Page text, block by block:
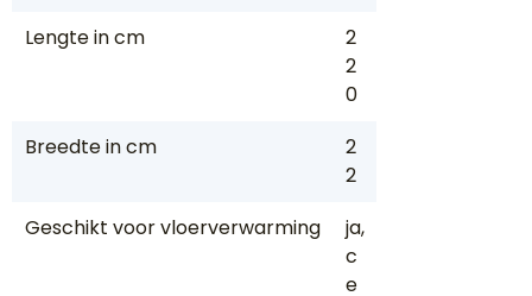
Lengte in cm
2
2
0
Breedte in cm
2
2
Geschikt voor vloerverwarming
ja,
c
e